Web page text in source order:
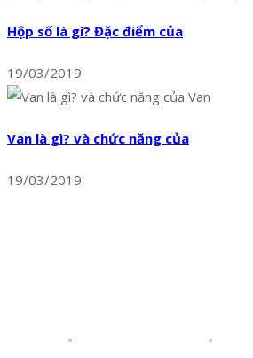
Hộp số là gì? Đặc điểm của
19/03/2019
Van là gì? và chức năng của
19/03/2019